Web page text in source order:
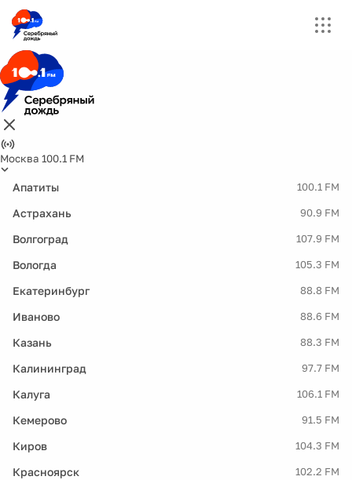
Москва 100.1 FM
Апатиты 100.1 FM
Астрахань 90.9 FM
Волгоград 107.9 FM
Вологда 105.3 FM
Екатеринбург 88.8 FM
Иваново 88.6 FM
Казань 88.3 FM
Калининград 97.7 FM
Калуга 106.1 FM
Кемерово 91.5 FM
Киров 104.3 FM
Красноярск 102.2 FM